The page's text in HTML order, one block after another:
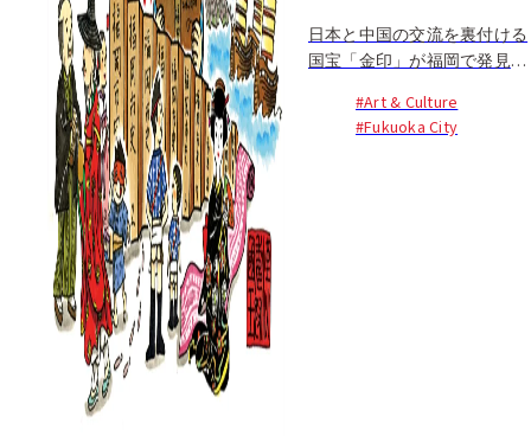
日本と中国の交流を裏付ける
国宝「金印」が福岡で発見さ
福岡・博多の歴史は、日本と
アジアとの交流の歴史そのも
#Art & Culture
#Fukuoka City